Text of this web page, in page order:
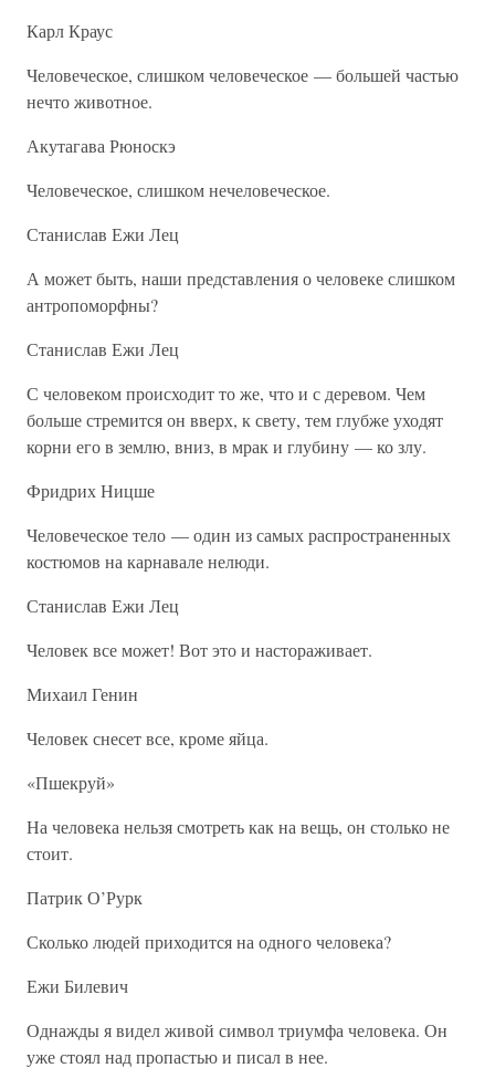
Карл Краус
Человеческое, слишком человеческое — большей частью
нечто животное.
Акутагава Рюноскэ
Человеческое, слишком нечеловеческое.
Станислав Ежи Лец
А может быть, наши представления о человеке слишком
антропоморфны?
Станислав Ежи Лец
С человеком происходит то же, что и с деревом. Чем
больше стремится он вверх, к свету, тем глубже уходят
корни его в землю, вниз, в мрак и глубину — ко злу.
Фридрих Ницше
Человеческое тело — один из самых распространенных
костюмов на карнавале нелюди.
Станислав Ежи Лец
Человек все может! Вот это и настораживает.
Михаил Генин
Человек снесет все, кроме яйца.
«Пшекруй»
На человека нельзя смотреть как на вещь, он столько не
стоит.
Патрик О’Рурк
Сколько людей приходится на одного человека?
Ежи Билевич
Однажды я видел живой символ триумфа человека. Он
уже стоял над пропастью и писал в нее.